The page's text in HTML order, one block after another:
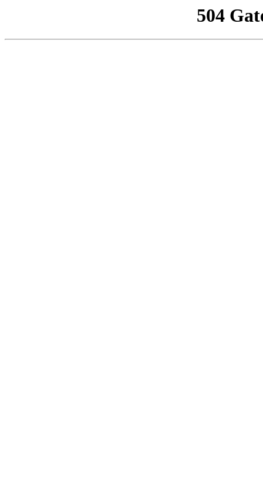
504